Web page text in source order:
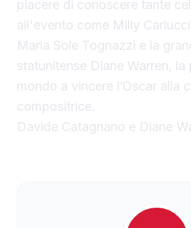
piacere di conoscere tante
all'evento come Milly
Maria Sole Tognazzi e la
statunitense Diane Warren, la
mondo a vincere l’Oscar alla
compositrice.
Davide Catagnano e Diane